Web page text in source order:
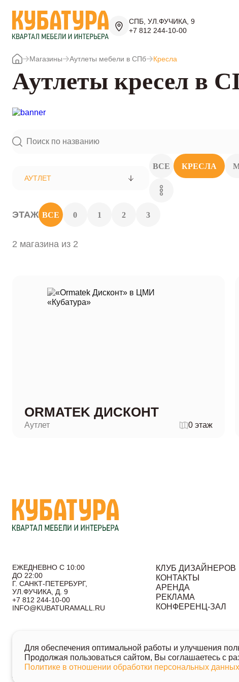
СПБ, УЛ.ФУЧИКА, 9
+7 812 244-10-00
Магазины Аутлеты мебели в СПб Кресла
Аутлеты кресел в
АУТЛЕТ
ВСЕ КРЕСЛА
ЭТАЖ ВСЕ 0 1 2 3
2 магазина из 2
ORMATEK ДИСКОНТ
Аутлет 0 этаж
ЕЖЕДНЕВНО С 10:00
ДО 22:00
Г. САНКТ-ПЕТЕРБУРГ,
УЛ.ФУЧИКА, Д. 9
+7 812 244-10-00
INFO@KUBATURAMALL.RU
КЛУБ ДИЗАЙНЕРОВ
КОНТАКТЫ
АРЕНДА
РЕКЛАМА
КОНФЕРЕНЦ-ЗАЛ
© 2026 Кубатура. Квартал мебели и интерьера
Информация о товарах и ценах на сайте не является публичной
Для получения подробной информации о наличии и стоимости
Для обеспечения оптимальной работы и улучшения
Продолжая пользоваться сайтом, Вы соглашаетесь с
Политике в отношении обработки персональных данных